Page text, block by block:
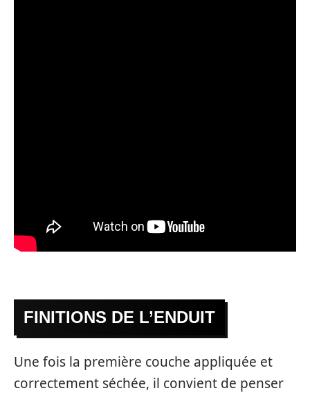
FINITIONS DE L’ENDUIT
Une fois la première couche appliquée et
correctement séchée, il convient de penser